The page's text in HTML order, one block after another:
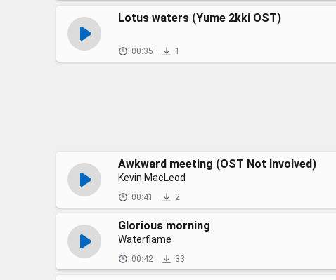
Lotus waters (Yume 2kki OST)
00:35 1
Awkward meeting (OST Not Involved)
Kevin MacLeod
00:41 2
Glorious morning
Waterflame
00:42 33